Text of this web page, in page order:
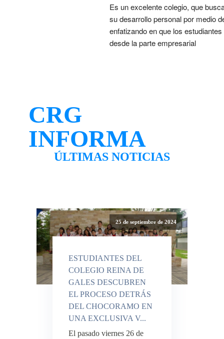
Es un excelente colegio, que
su desarrollo personal por medio
enfatizando en que los
desde la parte empresarial
CRG
INFORMA
ÚLTIMAS NOTICIAS
25 de septiembre de 2024
ESTUDIANTES DEL
COLEGIO REINA DE
GALES DESCUBREN
EL PROCESO DETRÁS
DEL CHOCORAMO EN
UNA EXCLUSIVA V...
El pasado viernes 26 de